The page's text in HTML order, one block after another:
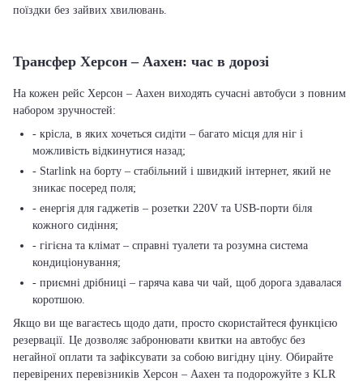
поїздки без зайвих хвилювань.
Трансфер Херсон – Аахен: час в дорозі
На кожен рейс Херсон – Аахен виходять сучасні автобуси з повним
набором зручностей:
- крісла, в яких хочеться сидіти – багато місця для ніг і
можливість відкинутися назад;
- Starlink на борту – стабільний і швидкий інтернет, який не
зникає посеред поля;
- енергія для гаджетів – розетки 220V та USB-порти біля
кожного сидіння;
- гігієна та клімат – справні туалети та розумна система
кондиціонування;
- приємні дрібниці – гаряча кава чи чай, щоб дорога здавалася
коротшою.
Якщо ви ще вагаєтесь щодо дати, просто скористайтеся функцією
резервації. Це дозволяє забронювати квитки на автобус без
негайної оплати та зафіксувати за собою вигідну ціну. Обирайте
перевірених перевізників Херсон – Аахен та подорожуйте з KLR